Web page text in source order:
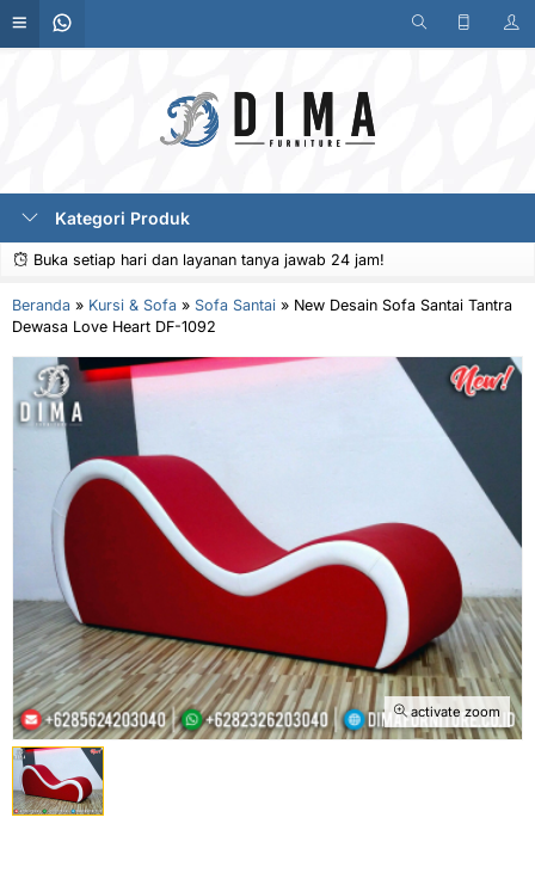
Kategori Produk
Buka setiap hari dan layanan tanya jawab 24 jam!
Beranda » Kursi & Sofa » Sofa Santai » New Desain Sofa Santai Tantra
Dewasa Love Heart DF-1092
activate zoom